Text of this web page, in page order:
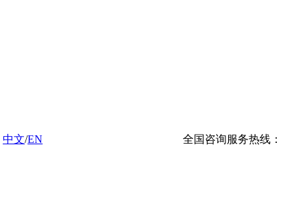
中文/EN 全国咨询服务热线：